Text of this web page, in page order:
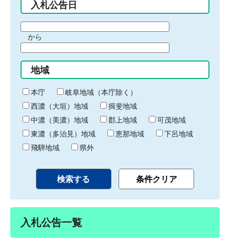
入札公告日
間
始
り
から
間
終
わ
り
地域
本庁
岐阜地域（本庁除く）
西濃（大垣）地域
揖斐地域
中濃（美濃）地域
郡上地域
可茂地域
東濃（多治見）地域
恵那地域
下呂地域
飛騨地域
県外
入札公告一覧